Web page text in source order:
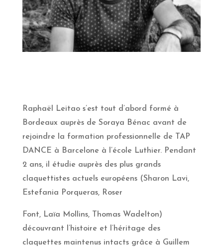
Raphaël Leitao s’est tout d’abord formé à
Bordeaux auprès de Soraya Bénac avant de
rejoindre la formation professionnelle de TAP
DANCE à Barcelone à l’école Luthier. Pendant
2 ans, il étudie auprès des plus grands
claquettistes actuels européens (Sharon Lavi,
Estefania Porqueras, Roser
Font, Laïa Mollins, Thomas Wadelton)
découvrant l’histoire et l’héritage des
claquettes maintenus intacts grâce à Guillem